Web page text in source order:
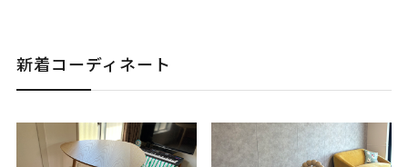
新着コーディネート